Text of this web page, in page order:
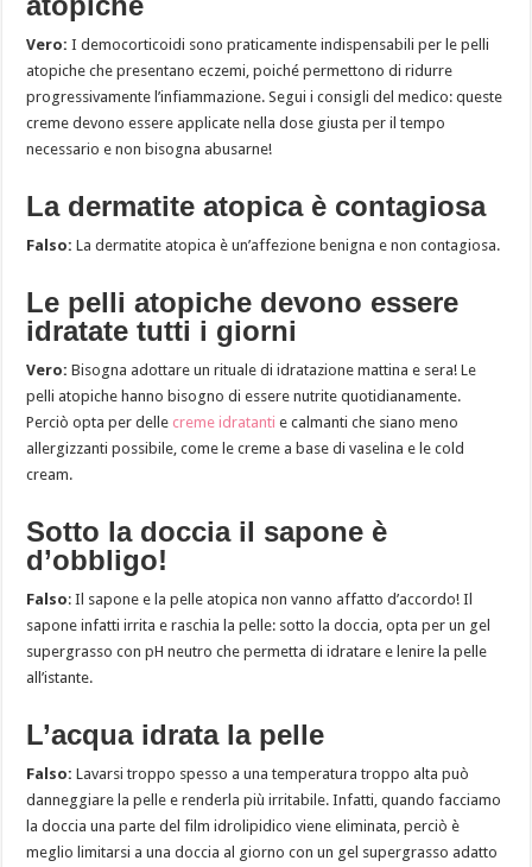
Vero: I democorticoidi sono praticamente indispensabili per le pelli
atopiche che presentano eczemi, poiché permettono di ridurre
progressivamente l’infiammazione. Segui i consigli del medico: queste
creme devono essere applicate nella dose giusta per il tempo
necessario e non bisogna abusarne!
La dermatite atopica è contagiosa
Falso: La dermatite atopica è un’affezione benigna e non contagiosa.
Le pelli atopiche devono essere
idratate tutti i giorni
Vero: Bisogna adottare un rituale di idratazione mattina e sera! Le
pelli atopiche hanno bisogno di essere nutrite quotidianamente.
Perciò opta per delle creme idratanti e calmanti che siano meno
allergizzanti possibile, come le creme a base di vaselina e le cold
cream.
Sotto la doccia il sapone è
d’obbligo!
Falso: Il sapone e la pelle atopica non vanno affatto d’accordo! Il
sapone infatti irrita e raschia la pelle: sotto la doccia, opta per un gel
supergrasso con pH neutro che permetta di idratare e lenire la pelle
all’istante.
L’acqua idrata la pelle
Falso: Lavarsi troppo spesso a una temperatura troppo alta può
danneggiare la pelle e renderla più irritabile. Infatti, quando facciamo
la doccia una parte del film idrolipidico viene eliminata, perciò è
meglio limitarsi a una doccia al giorno con un gel supergrasso adatto